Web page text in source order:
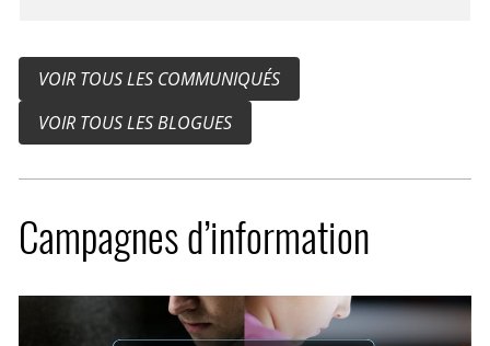
VOIR TOUS LES COMMUNIQUÉS
VOIR TOUS LES BLOGUES
Campagnes d’information